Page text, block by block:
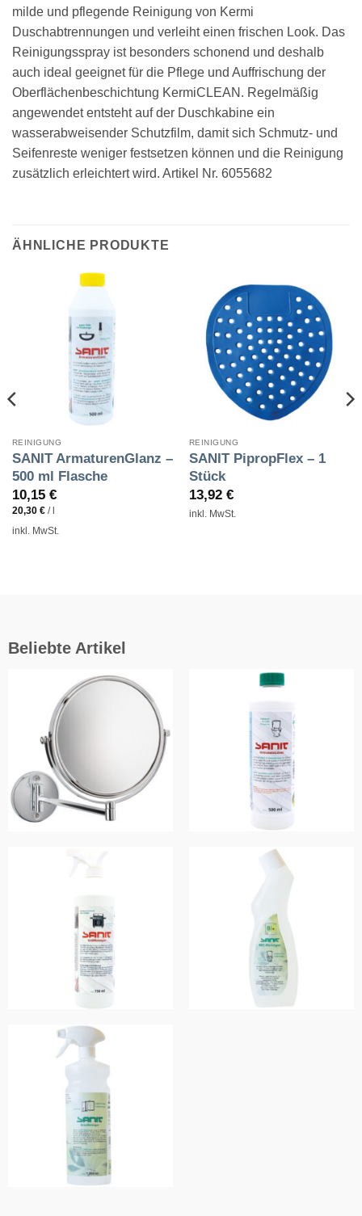
milde und pflegende Reinigung von Kermi
Duschabtrennungen und verleiht einen frischen Look. Das
Reinigungsspray ist besonders schonend und deshalb
auch ideal geeignet für die Pflege und Auffrischung der
Oberflächenbeschichtung KermiCLEAN. Regelmäßig
angewendet entsteht auf der Duschkabine ein
wasserabweisender Schutzfilm, damit sich Schmutz- und
Seifenreste weniger festsetzen können und die Reinigung
zusätzlich erleichtert wird. Artikel Nr. 6055682
ÄHNLICHE PRODUKTE
REINIGUNG
SANIT ArmaturenGlanz –
500 ml Flasche
10,15 €
20,30 €/
inkl. MwSt.
REINIGUNG
SANIT PipropFlex – 1
Stück
13,92 €
inkl. MwSt.
Beliebte Artikel